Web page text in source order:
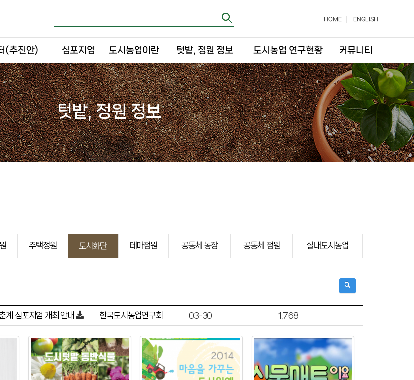
HOME ENGLISH
(추진안) 심포지엄 도시농업이란 텃밭, 정원 정보 도시농업 연구현황 커뮤니티
텃밭, 정원 정보
주택정원 도시화단 테마정원 공동체 농장 공동체 정원 실내도시농업
계 심포지엄 개최 안내 한국도시농업연구회 03-30 1,768